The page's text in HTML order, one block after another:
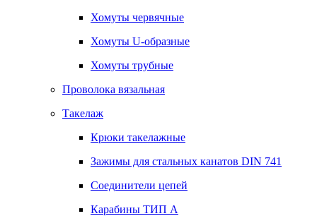
Хомуты червячные
Хомуты U-образные
Хомуты трубные
Проволока вязальная
Такелаж
Крюки такелажные
Зажимы для стальных канатов DIN 741
Соединители цепей
Карабины ТИП А